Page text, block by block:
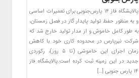
پالایشگاه فاز ۱۴ پارس‌جنوبی برای تعمیرات اساسی
و به منظور حفظ تولید پایدار گاز در فصل زمستان،
به طور کامل خاموش و از مدار تولید خارج شد که
شرکت نیرپارس در محدوده کاری خود با کاهش
زمان اجرای این خاموشی (تا ۵ روز)، رکوردی
جدید در این زمینه ثبت کرده است.پالایشگاه فاز
۱۴ پارس جنوبی […]